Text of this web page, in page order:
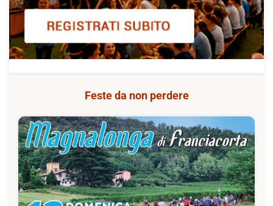
Feste da non perdere